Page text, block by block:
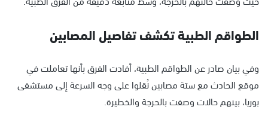
الطواقم الطبية تكشف تفاصيل المصابين
وفي بيان صادر عن الطواقم الطبية، أفادت الفرق بأنها تعاملت في
موقع الحادث مع ستة مصابين نُقلوا على وجه السرعة إلى مستشفى
بوريا، بينهم حالات وصفت بالحرجة والخطيرة.